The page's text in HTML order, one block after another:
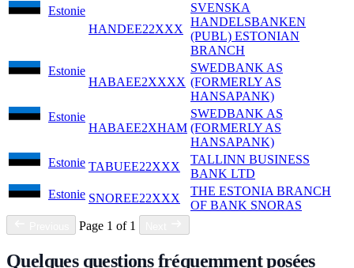
Estonie
HANDEE22XXX
SVENSKA
HANDELSBANKEN
(PUBL) ESTONIAN
BRANCH
Estonie
HABAEE2XXXX
SWEDBANK AS
(FORMERLY AS
HANSAPANK)
Estonie
HABAEE2XHAM
SWEDBANK AS
(FORMERLY AS
HANSAPANK)
Estonie TABUEE22XXX
TALLINN BUSINESS
BANK LTD
Estonie SNOREE22XXX
THE ESTONIA BRANCH
OF BANK SNORAS
Page 1 of 1
Quelques questions fréquemment posées